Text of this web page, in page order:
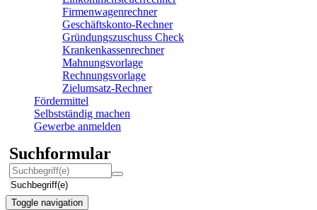
Firmenwagenrechner
Geschäftskonto-Rechner
Gründungszuschuss Check
Krankenkassenrechner
Mahnungsvorlage
Rechnungsvorlage
Zielumsatz-Rechner
Fördermittel
Selbstständig machen
Gewerbe anmelden
Suchformular
Suchbegriff(e)
Toggle navigation